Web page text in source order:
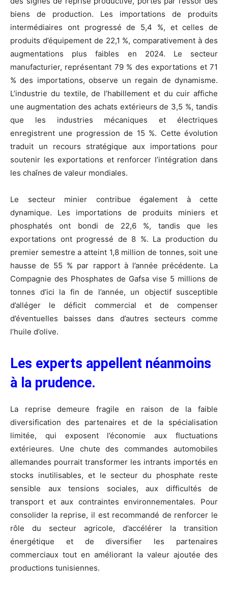
biens de production. Les importations de produits
intermédiaires ont progressé de 5,4 %, et celles de
produits d’équipement de 22,1 %, comparativement à des
augmentations plus faibles en 2024. Le secteur
manufacturier, représentant 79 % des exportations et 71
% des importations, observe un regain de dynamisme.
L’industrie du textile, de l’habillement et du cuir affiche
une augmentation des achats extérieurs de 3,5 %, tandis
que les industries mécaniques et électriques
enregistrent une progression de 15 %. Cette évolution
traduit un recours stratégique aux importations pour
soutenir les exportations et renforcer l’intégration dans
les chaînes de valeur mondiales.
Le secteur minier contribue également à cette
dynamique. Les importations de produits miniers et
phosphatés ont bondi de 22,6 %, tandis que les
exportations ont progressé de 8 %. La production du
premier semestre a atteint 1,8 million de tonnes, soit une
hausse de 55 % par rapport à l’année précédente. La
Compagnie des Phosphates de Gafsa vise 5 millions de
tonnes d’ici la fin de l’année, un objectif susceptible
d’alléger le déficit commercial et de compenser
d’éventuelles baisses dans d’autres secteurs comme
l’huile d’olive.
Les experts appellent néanmoins
à la prudence.
La reprise demeure fragile en raison de la faible
diversification des partenaires et de la spécialisation
limitée, qui exposent l’économie aux fluctuations
extérieures. Une chute des commandes automobiles
allemandes pourrait transformer les intrants importés en
stocks inutilisables, et le secteur du phosphate reste
sensible aux tensions sociales, aux difficultés de
transport et aux contraintes environnementales. Pour
consolider la reprise, il est recommandé de renforcer le
rôle du secteur agricole, d’accélérer la transition
énergétique et de diversifier les partenaires
commerciaux tout en améliorant la valeur ajoutée des
productions tunisiennes.